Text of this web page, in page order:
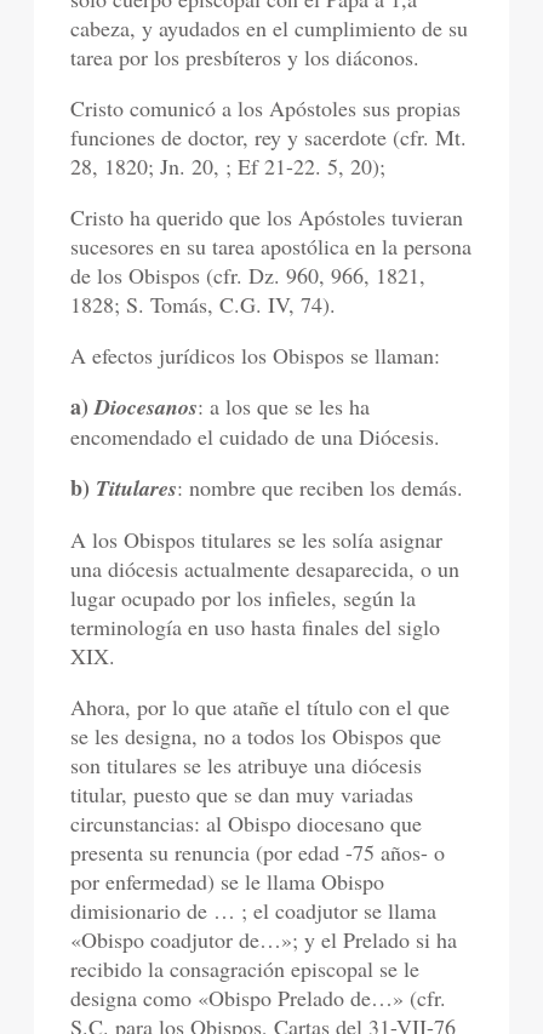
cabeza, y ayudados en el cumplimiento de su
tarea por los presbíteros y los diáconos.
Cristo comunicó a los Apóstoles sus propias
funciones de doctor, rey y sacerdote (cfr. Mt.
28, 1820; Jn. 20, ; Ef 21-22. 5, 20);
Cristo ha querido que los Apóstoles tuvieran
sucesores en su tarea apostólica en la persona
de los Obispos (cfr. Dz. 960, 966, 1821,
1828; S. Tomás, C.G. IV, 74).
A efectos jurídicos los Obispos se llaman:
a)Diocesanos: a los que se les ha
encomendado el cuidado de una Diócesis.
b) Titulares: nombre que reciben los demás.
A los Obispos titulares se les solía asignar
una diócesis actualmente desaparecida, o un
lugar ocupado por los infieles, según la
terminología en uso hasta finales del siglo
XIX.
Ahora, por lo que atañe el título con el que
se les designa, no a todos los Obispos que
son titulares se les atribuye una diócesis
titular, puesto que se dan muy variadas
circunstancias: al Obispo diocesano que
presenta su renuncia (por edad -75 años- o
por enfermedad) se le llama Obispo
dimisionario de … ; el coadjutor se llama
«Obispo coadjutor de…»; y el Prelado si ha
recibido la consagración episcopal se le
designa como «Obispo Prelado de…» (cfr.
S.C. para los Obispos, Cartas del 31-VII-76